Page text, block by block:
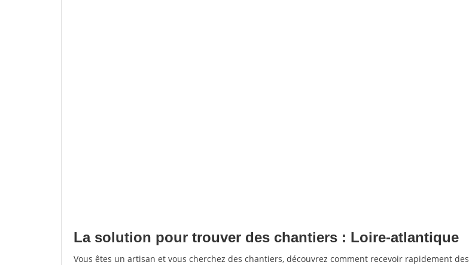
La solution pour trouver des chantiers : Loire-atlantique
Vous êtes un artisan et vous cherchez des chantiers, découvrez comment recevoir rapidement des